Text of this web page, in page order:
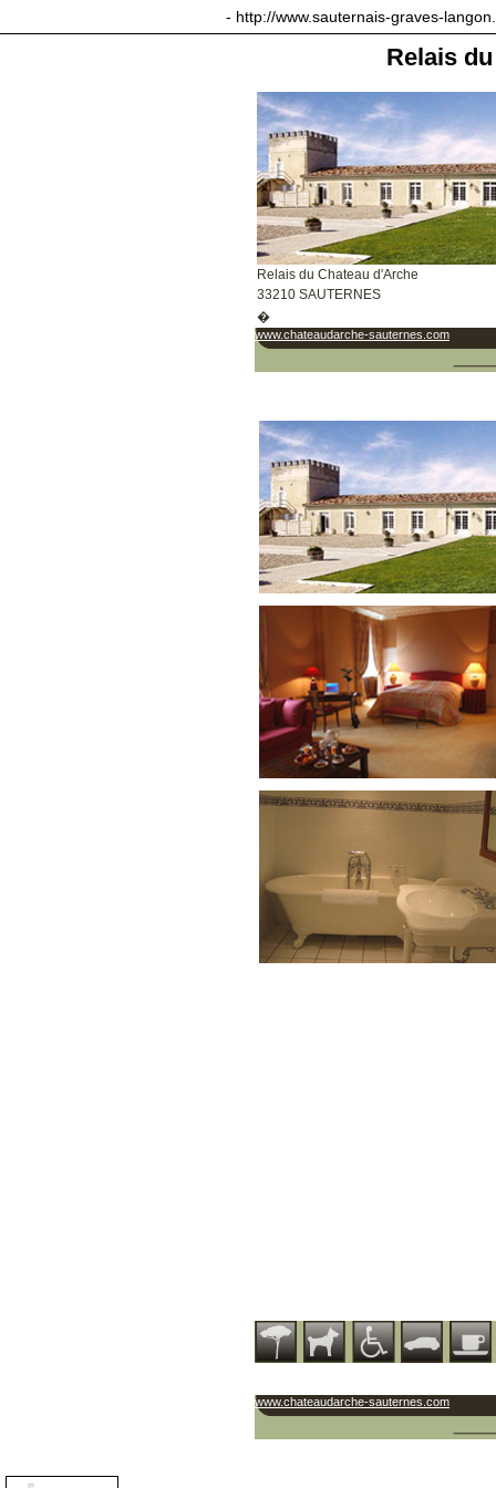
- http://www.sauternais-graves-
Relais
Relais du Chateau d'Arche
33210 SAUTERNES
�
www.chateaudarche-sauternes.com
www.chateaudarche-sauternes.com